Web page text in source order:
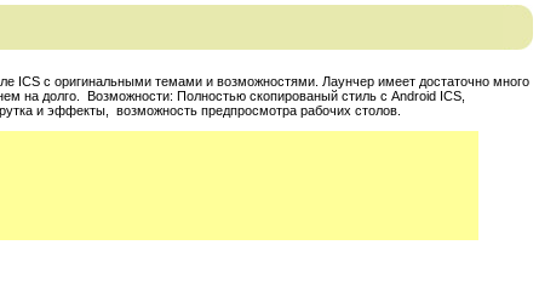
ICS с оригинальными темами и возможностями. Лаунчер имеет достаточно много
на долго. Возможности: Полностью скопированый стиль с Android ICS,
и эффекты, возможность предпросмотра рабочих столов.